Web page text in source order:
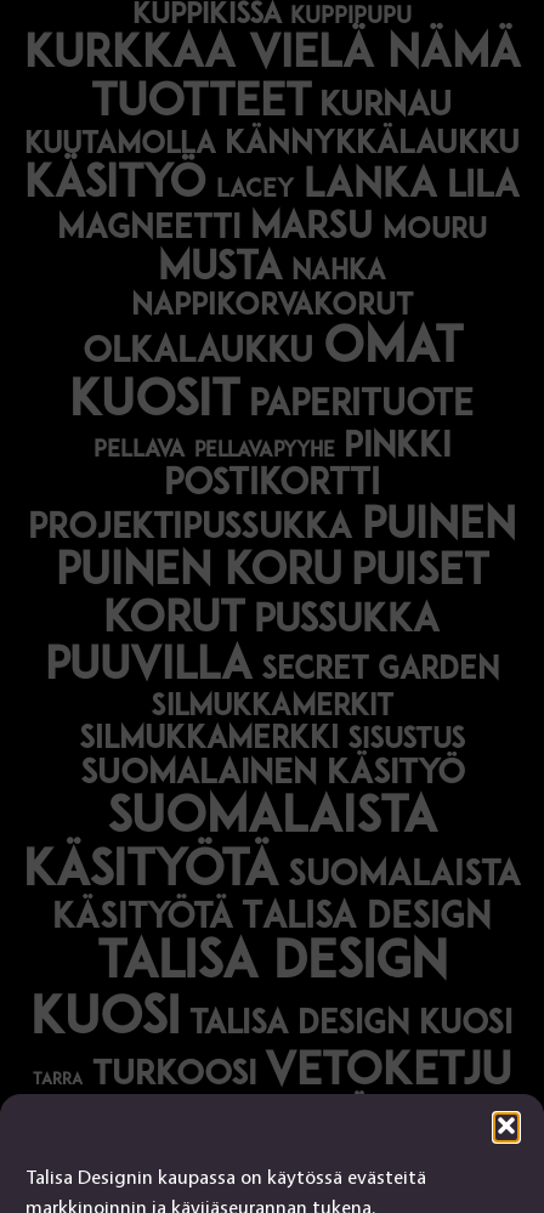
Talisa Designin kaupassa on käytössä evästeitä
markkinoinnin ja kävijäseurannan tukena.
kuppikissa kuppipupu
Kurkkaa vielä nämä
tuotteet kurnau
kuutamolla kännykkälaukku
käsityö lacey lanka lila
magneetti marsu mouru
musta nahka
nappikorvakorut
olkalaukku omat
kuosit
paperituote
pellava pellavapyyhe pinkki
postikortti
projektipussukka puinen
puinen koru puiset
korut pussukka
puuvilla secret garden
silmukkamerkit
silmukkamerkki sisustus
suomalainen käsityö
suomalaista
käsityötä suomalaista
käsityötä
Talisa Design
talisa design
kuosi talisa design kuosi
tarra turkoosi vetoketju
Talisa Design